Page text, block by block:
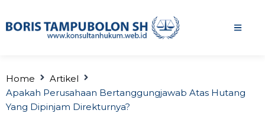
Home
Artikel
Apakah Perusahaan Bertanggungjawab Atas Hutang
Yang Dipinjam Direkturnya?